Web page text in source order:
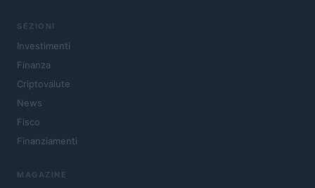
SEZIONI
Investimenti
Finanza
Criptovalute
News
Fisco
Finanziamenti
MAGAZINE